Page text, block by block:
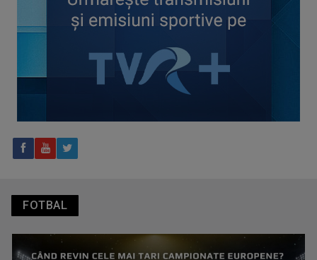
finalele AXERIA Open WTA 125
FOTBAL